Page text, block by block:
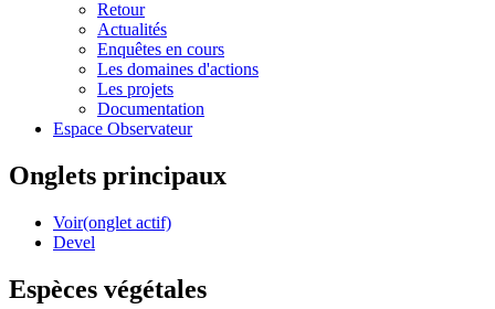
Retour
Actualités
Enquêtes en cours
Les domaines d'actions
Les projets
Documentation
Espace Observateur
Onglets principaux
Voir(onglet actif)
Devel
Espèces végétales